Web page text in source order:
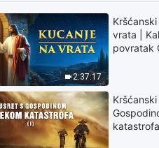
35:35
26:15
Riječ Božja –
i djelatnika
Riječ Božja –
i djelatnika
2:37:17
vrata |
povratak